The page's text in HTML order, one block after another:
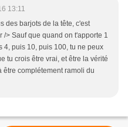
13:11
des barjots de la tête, c'est
/> Sauf que quand on t'apporte 1
4, puis 10, puis 100, tu ne peux
tu crois être vrai, et être la vérité
être complétement ramoli du